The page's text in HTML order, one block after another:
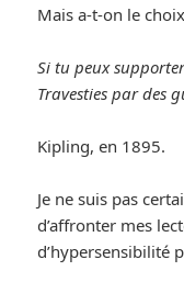
Mais a-t-on le
Si tu peux
Travesties par des
Kipling, en 1895.
Je ne suis pas
d’affronter mes
d’hypersensibilité